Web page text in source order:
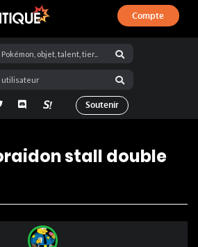
Compte
email
Twitter Discord La Salty Room sur Pokémon
Soutenir
stall double